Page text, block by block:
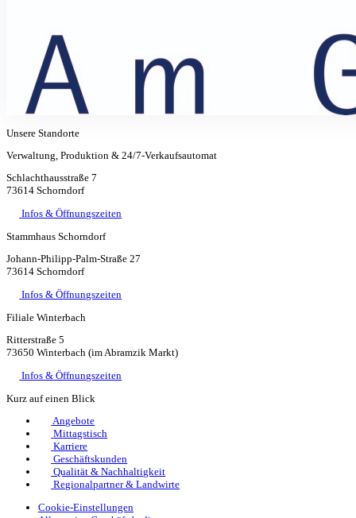
Unsere Standorte
Verwaltung, Produktion & 24/7-Verkaufsautomat
Schlachthausstraße 7
73614 Schorndorf
Infos & Öffnungszeiten
Stammhaus Schorndorf
Johann-Philipp-Palm-Straße 27
73614 Schorndorf
Infos & Öffnungszeiten
Filiale Winterbach
Ritterstraße 5
73650 Winterbach (im Abramzik Markt)
Infos & Öffnungszeiten
Kurz auf einen Blick
Angebote
Mittagstisch
Karriere
Geschäftskunden
Qualität & Nachhaltigkeit
Regionalpartner & Landwirte
Cookie-Einstellungen